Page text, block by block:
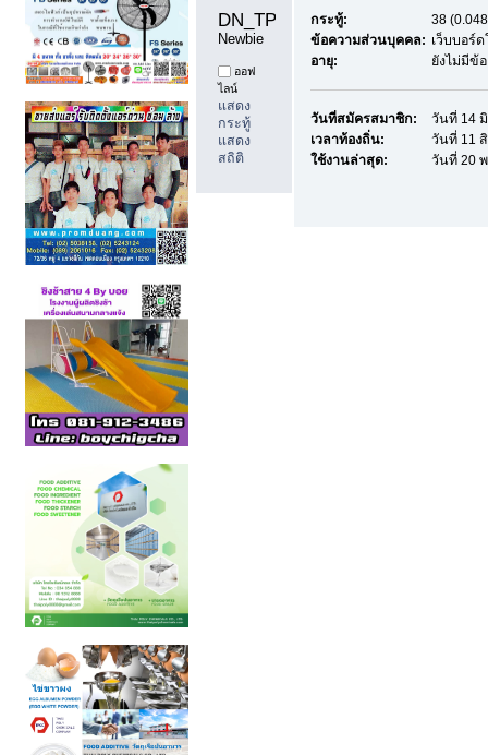
Newbie
ออฟ
ไลน์
แสดง
กระทู้
แสดง
สถิติ
กระทู้:
38
ข้อความส่วนบุคคล: เว็บบอร์
อายุ:
ยังไม่มีข้
วันที่สมัครสมาชิก:
วันที่ 14
เวลาท้องถิ่น:
วันที่ 11
ใช้งานล่าสุด:
วันที่ 20